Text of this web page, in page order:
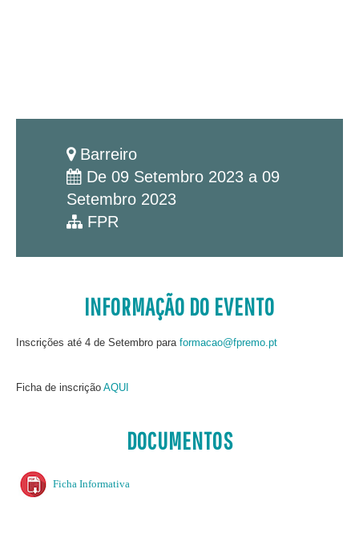
Barreiro
De 09 Setembro 2023 a 09
Setembro 2023
FPR
INFORMAÇÃO DO EVENTO
Inscrições até 4 de Setembro para formacao@fpremo.pt
Ficha de inscrição AQUI
DOCUMENTOS
Ficha Informativa